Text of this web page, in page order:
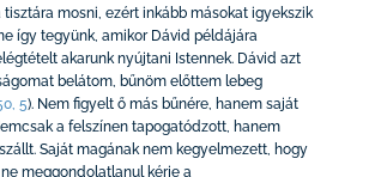
mosni, ezért inkább másokat igyekszik
így tegyünk, amikor Dávid példájára
akarunk nyújtani Istennek. Dávid azt
belátom, bűnöm előttem lebeg
5). Nem figyelt ő más bűnére, hanem saját
a felszínen tapogatódzott, hanem
Saját magának nem kegyelmezett, hogy
meggondolatlanul kérje a